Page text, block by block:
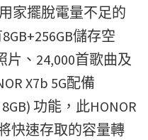
家擺脫電量不足的
儲存空
片、24,000首歌曲及
X7b 5G配備
功能，此HONOR
快速存取的容量轉